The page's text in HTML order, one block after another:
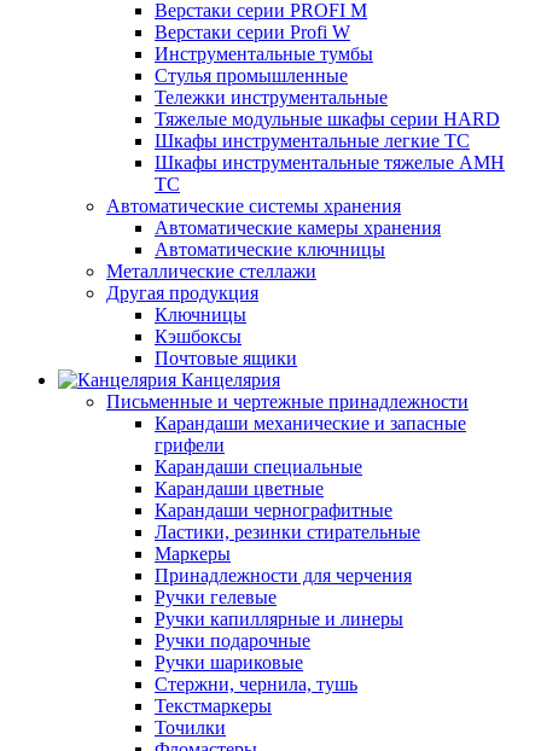
Верстаки серии PROFI M
Верстаки серии Profi W
Инструментальные тумбы
Стулья промышленные
Тележки инструментальные
Тяжелые модульные шкафы серии HARD
Шкафы инструментальные легкие ТС
Шкафы инструментальные тяжелые AMH
TC
Автоматические системы хранения
Автоматические камеры хранения
Автоматические ключницы
Металлические стеллажи
Другая продукция
Ключницы
Кэшбоксы
Почтовые ящики
Канцелярия
Письменные и чертежные принадлежности
Карандаши механические и запасные
грифели
Карандаши специальные
Карандаши цветные
Карандаши чернографитные
Ластики, резинки стирательные
Маркеры
Принадлежности для черчения
Ручки гелевые
Ручки капиллярные и линеры
Ручки подарочные
Ручки шариковые
Стержни, чернила, тушь
Текстмаркеры
Точилки